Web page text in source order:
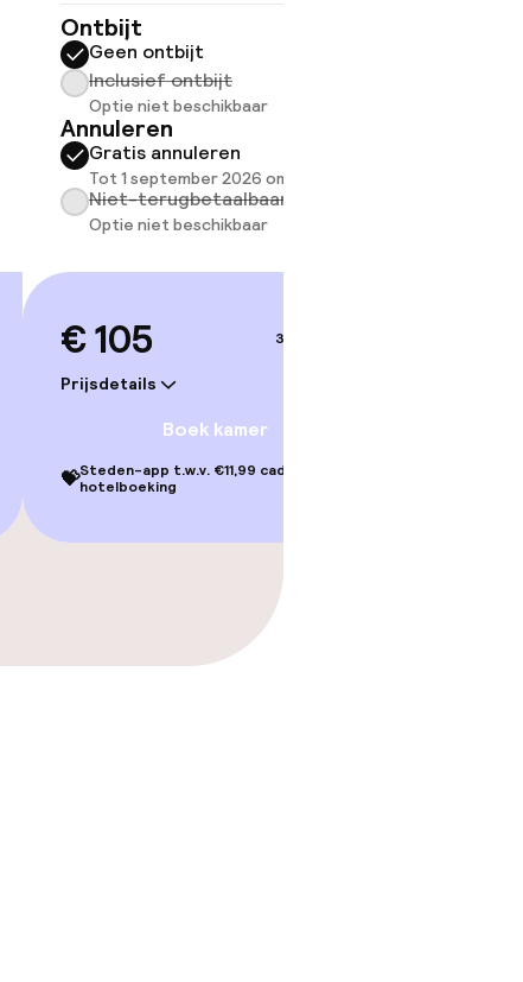
Ontbijt
Geen ontbijt
Inclusief ontbijt
Optie niet beschikbaar
Annuleren
Gratis annuleren
Tot 1 september 2026 om 22:59
Niet-terugbetaalbaar
Optie niet beschikbaar
€ 105
Prijsdetails
3–4 sep.
Boek kamer
💝Steden-app t.w.v. €11,99 cadeau bij je
hotelboeking